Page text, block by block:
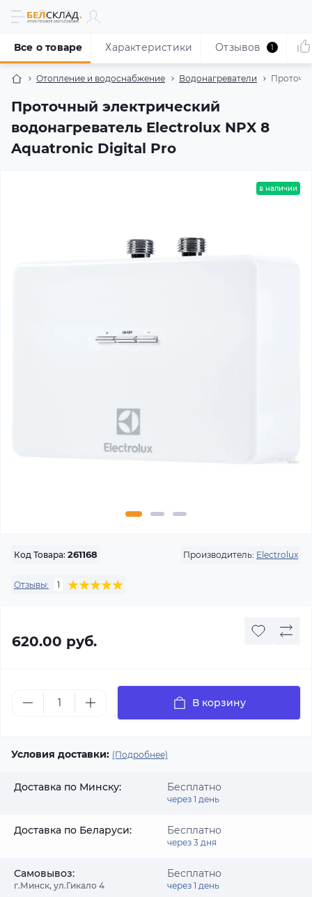
Отопление и водоснабжение Водонагреватели
Проточный электрический
водонагреватель Electrolux NPX 8
Aquatronic Digital Pro
Все о товаре Характеристики Отзывов 1
в наличии
Код Товара: 261168 Производитель: Electrolux
Отзывы: 1
620.00 руб.
В корзину
Условия доставки: (Подробнее)
Доставка по Минску: Бесплатно
через 1 день
Доставка по Беларуси: Бесплатно
через 3 дня
Самовывоз:
г.Минск, ул.Гикало 4
Бесплатно
через 1 день